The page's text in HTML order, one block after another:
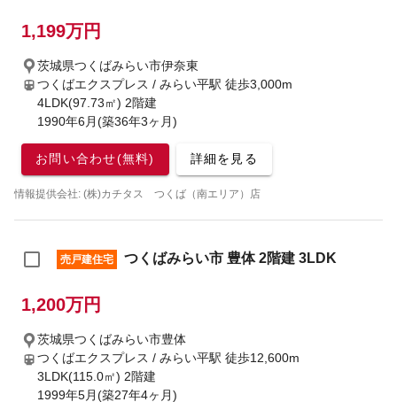
1,199万円
茨城県つくばみらい市伊奈東
つくばエクスプレス / みらい平駅 徒歩3,000m
4LDK(97.73㎡) 2階建
1990年6月(築36年3ヶ月)
お問い合わせ(無料) 詳細を見る
情報提供会社: (株)カチタス つくば（南エリア）店
売戸建住宅 つくばみらい市 豊体 2階建 3LDK
1,200万円
茨城県つくばみらい市豊体
つくばエクスプレス / みらい平駅 徒歩12,600m
3LDK(115.0㎡) 2階建
1999年5月(築27年4ヶ月)